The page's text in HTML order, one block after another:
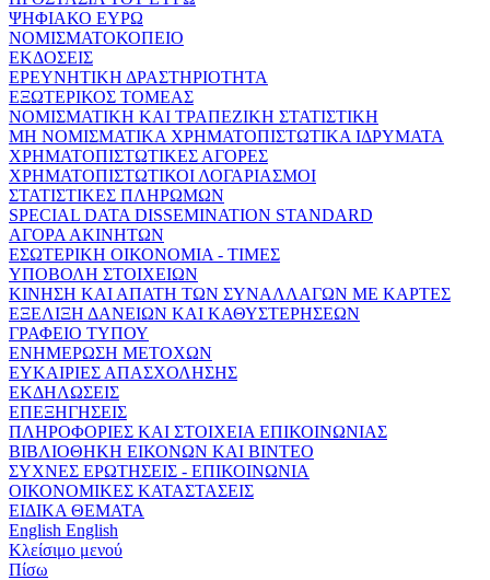
ΨΗΦΙΑΚΟ ΕΥΡΩ
ΝΟΜΙΣΜΑΤΟΚΟΠΕΙΟ
ΕΚΔΟΣΕΙΣ
ΕΡΕΥΝΗΤΙΚΗ ΔΡΑΣΤΗΡΙΟΤΗΤΑ
ΕΞΩΤΕΡΙΚΟΣ ΤΟΜΕΑΣ
ΝΟΜΙΣΜΑΤΙΚΗ ΚΑΙ ΤΡΑΠΕΖΙΚΗ ΣΤΑΤΙΣΤΙΚΗ
ΜΗ ΝΟΜΙΣΜΑΤΙΚΑ ΧΡΗΜΑΤΟΠΙΣΤΩΤΙΚΑ ΙΔΡΥΜΑΤΑ
ΧΡΗΜΑΤΟΠΙΣΤΩΤΙΚΕΣ ΑΓΟΡΕΣ
ΧΡΗΜΑΤΟΠΙΣΤΩΤΙΚΟΙ ΛΟΓΑΡΙΑΣΜΟΙ
ΣΤΑΤΙΣΤΙΚΕΣ ΠΛΗΡΩΜΩΝ
SPECIAL DATA DISSEMINATION STANDARD
ΑΓΟΡΑ ΑΚΙΝΗΤΩΝ
ΕΣΩΤΕΡΙΚΗ ΟΙΚΟΝΟΜΙΑ - ΤΙΜΕΣ
ΥΠΟΒΟΛΗ ΣΤΟΙΧΕΙΩΝ
ΚΙΝΗΣΗ ΚΑΙ ΑΠΑΤΗ ΤΩΝ ΣΥΝΑΛΛΑΓΩΝ ΜΕ ΚΑΡΤΕΣ
ΕΞΕΛΙΞΗ ΔΑΝΕΙΩΝ ΚΑΙ ΚΑΘΥΣΤΕΡΗΣΕΩΝ
ΓΡΑΦΕΙΟ ΤΥΠΟΥ
ΕΝΗΜΕΡΩΣΗ ΜΕΤΟΧΩΝ
ΕΥΚΑΙΡΙΕΣ ΑΠΑΣΧΟΛΗΣΗΣ
ΕΚΔΗΛΩΣΕΙΣ
ΕΠΕΞΗΓΗΣΕΙΣ
ΠΛΗΡΟΦΟΡΙΕΣ ΚΑΙ ΣΤΟΙΧΕΙΑ ΕΠΙΚΟΙΝΩΝΙΑΣ
ΒΙΒΛΙΟΘΗΚΗ ΕΙΚΟΝΩΝ ΚΑΙ ΒΙΝΤΕΟ
ΣΥΧΝΕΣ ΕΡΩΤΗΣΕΙΣ - ΕΠΙΚΟΙΝΩΝΙΑ
ΟΙΚΟΝΟΜΙΚΕΣ ΚΑΤΑΣΤΑΣΕΙΣ
ΕΙΔΙΚΑ ΘΕΜΑΤΑ
English English
Κλείσιμο μενού
Πίσω